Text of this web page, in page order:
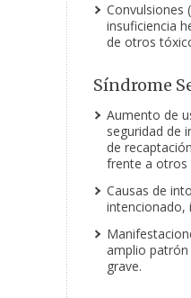
Convulsiones
insuficiencia
de otros
Síndrome
Aumento de
seguridad de
de
frente a otros
Causas de
intencionado,
amplio patrón
grave.